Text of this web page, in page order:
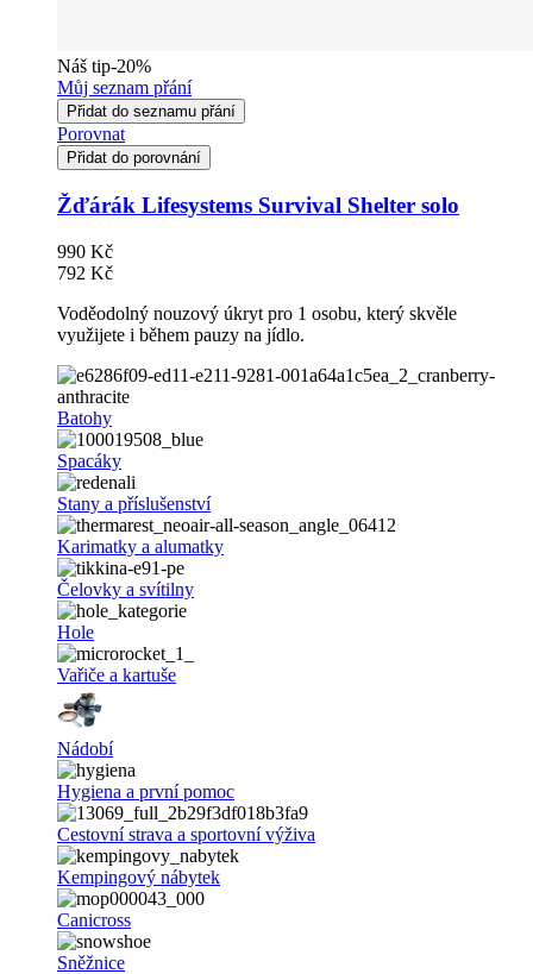
Náš tip-20%
Můj seznam přání
Přidat do seznamu přání
Porovnat
Přidat do porovnání
Žďárák Lifesystems Survival Shelter solo
990 Kč
792 Kč
Voděodolný nouzový úkryt pro 1 osobu, který skvěle
využijete i během pauzy na jídlo.
Batohy
Spacáky
Stany a příslušenství
Karimatky a alumatky
Čelovky a svítilny
Hole
Vařiče a kartuše
Nádobí
Hygiena a první pomoc
Cestovní strava a sportovní výživa
Kempingový nábytek
Canicross
Sněžnice